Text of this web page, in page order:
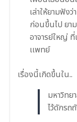
เล่าให้ยามฟังว
ก่อนขึ้นไป ยา
อาจารย์ใหญ่
เเพทย์
เรื่องนี้เกิดขึ้นใน..
มหาวิทย
ไว้ดักรถ